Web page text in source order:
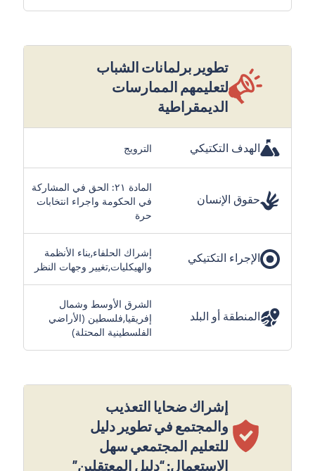
تطوير برلمانات الشباب
لتعليمهم الممارسات
الديمقراطية
الهدف التكتيكي الترويج
حقوق الإنسان
المادة ٢١: الحق في المشاركة
في الحكومة واجراء انتخابات
حرة
الإجراء التكتيكي
إشراك الحلفاء,بناء الأنظمة
والهيكليات,تغيير وجهات النظر
المنطقة أو البلد
الشرق الأوسط وشمال
إفريقيا,فلسطين (الأراضي
الفلسطينية المحتلة)
إشراك ضحايا التعذيب
والمجتمع في تطوير دليل
للتعليم المجتمعي سهل
الاستعمال: “دليل المعتقلين”